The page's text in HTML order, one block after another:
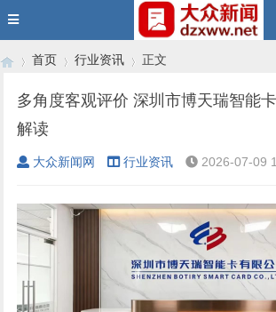
›
首页 行业资讯 正文
多角度客观评价 深圳市博天瑞智能
解读
大众新闻网 行业资讯 2026-07-09